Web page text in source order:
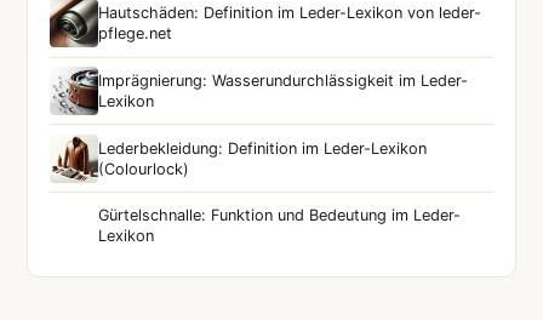
Hautschäden: Definition im Leder-Lexikon von leder-
pflege.net
Imprägnierung: Wasserundurchlässigkeit im Leder-
Lexikon
Lederbekleidung: Definition im Leder-Lexikon
(Colourlock)
Gürtelschnalle: Funktion und Bedeutung im Leder-
Lexikon